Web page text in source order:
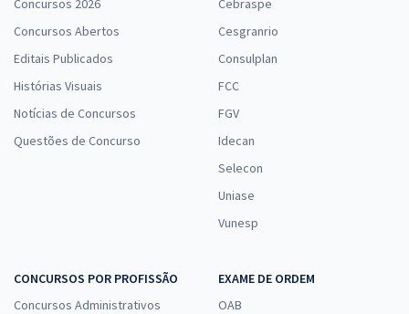
Concursos 2026
Concursos Abertos
Editais Publicados
Histórias Visuais
Notícias de Concursos
Questões de Concurso
Cebraspe
Cesgranrio
Consulplan
FCC
FGV
Idecan
Selecon
Uniase
Vunesp
CONCURSOS POR PROFISSÃO
Concursos Administrativos
EXAME DE ORDEM
OAB